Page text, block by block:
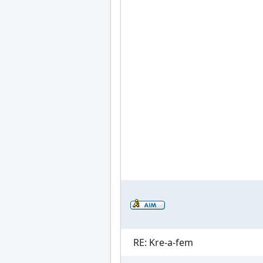
RE: Kre-a-fem